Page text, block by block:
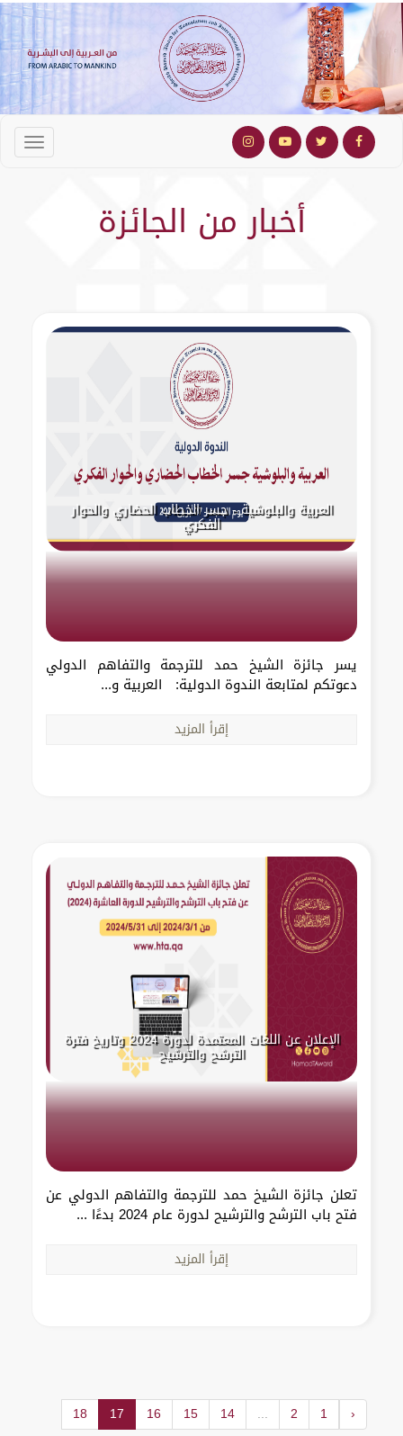
أخبار من الجائزة
العربية والبلوشية - جسر الخطاب الحضاري والحوار
الفكري
يسر جائزة الشيخ حمد للترجمة والتفاهم الدولي
دعوتكم لمتابعة الندوة الدولية: العربية و...
إقرأ المزيد
الإعلان عن اللغات المعتمدة لدورة 2024 وتاريخ فترة
الترشح والترشيح
تعلن جائزة الشيخ حمد للترجمة والتفاهم الدولي عن
فتح باب الترشح والترشيح لدورة عام 2024 بدءًا ...
إقرأ المزيد
‹
1
2
...
14
15
16
17
18